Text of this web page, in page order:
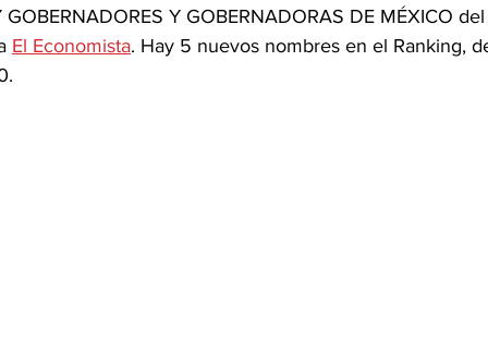
GOBERNADORES Y GOBERNADORAS DE MÉXICO
El Economista. Hay 5 nuevos nombres en el Ranking,